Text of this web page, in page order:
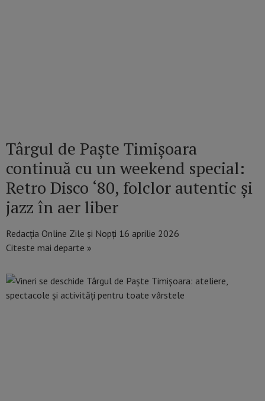
Târgul de Paște Timișoara
continuă cu un weekend special:
Retro Disco ‘80, folclor autentic și
jazz în aer liber
Redacția Online Zile și Nopți 16 aprilie 2026
Citeste mai departe »